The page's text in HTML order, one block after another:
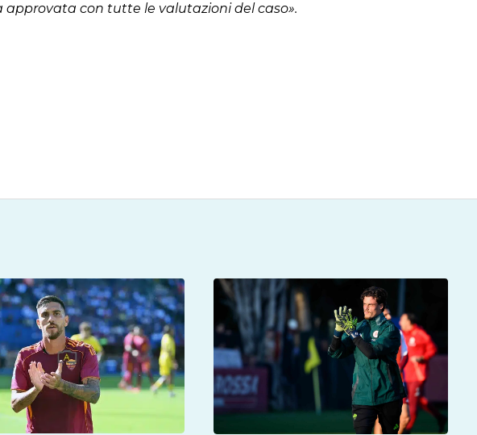
con tutte le valutazioni del caso».